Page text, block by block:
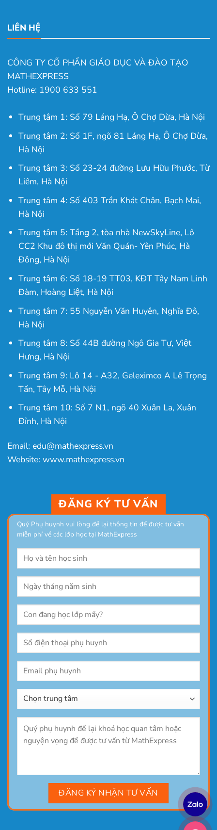
LIÊN HỆ
CÔNG TY CỔ PHẦN GIÁO DỤC VÀ ĐÀO TẠO
MATHEXPRESS
Hotline: 1900 633 551
Trung tâm 1: Số 79 Láng Hạ, Ô Chợ Dừa, Hà Nội
Trung tâm 2: Số 1F, ngõ 81 Láng Hạ, Ô Chợ Dừa,
Hà Nội
Trung tâm 3: Số 23-24 đường Lưu Hữu Phước, Từ
Liêm, Hà Nội
Trung tâm 4: Số 403 Trần Khát Chân, Bạch Mai,
Hà Nội
Trung tâm 5: Tầng 2, tòa nhà NewSkyLine, Lô
CC2 Khu đô thị mới Văn Quán- Yên Phúc, Hà
Đông, Hà Nội
Trung tâm 6: Số 18-19 TT03, KĐT Tây Nam Linh
Đàm, Hoàng Liệt, Hà Nội
Trung tâm 7: 55 Nguyễn Văn Huyên, Nghĩa Đô,
Hà Nội
Trung tâm 8: Số 44B đường Ngô Gia Tự, Việt
Hưng, Hà Nội
Trung tâm 9: Lô 14 - A32, Geleximco A Lê Trọng
Tấn, Tây Mỗ, Hà Nội
Trung tâm 10: Số 7 N1, ngõ 40 Xuân La, Xuân
Đỉnh, Hà Nội
Email: edu@mathexpress.vn
Website: www.mathexpress.vn
ĐĂNG KÝ TƯ VẤN
Quý Phụ huynh vui lòng để lại thông tin để được tư vẫn
miễn phí về các lớp học tại MathExpress